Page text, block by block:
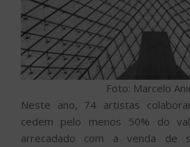
Foto: Marcelo
Neste ano, 74 artistas
cedem pelo menos 50% do
arrecadado com a venda de